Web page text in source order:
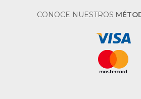
CONOCE NUESTROS